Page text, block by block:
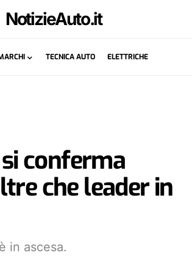
NotizieAuto.it
TECNICA AUTO ELETTRICHE
conferma
che leader in
in ascesa.